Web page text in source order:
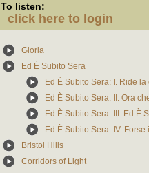
To listen:
click here to login
Gloria
Ed È Subito Sera
Ed È Subito Sera: I. Ride
Ed È Subito Sera: II. Ora
Ed È Subito Sera: III. Ed È
Ed È Subito Sera: IV. Forse
Bristol Hills
Corridors of Light